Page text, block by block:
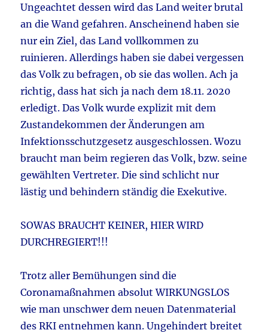
Ungeachtet dessen wird das Land weiter brutal
an die Wand gefahren. Anscheinend haben sie
nur ein Ziel, das Land vollkommen zu
ruinieren. Allerdings haben sie dabei vergessen
das Volk zu befragen, ob sie das wollen. Ach ja
richtig, dass hat sich ja nach dem 18.11. 2020
erledigt. Das Volk wurde explizit mit dem
Zustandekommen der Änderungen am
Infektionsschutzgesetz ausgeschlossen. Wozu
braucht man beim regieren das Volk, bzw. seine
gewählten Vertreter. Die sind schlicht nur
lästig und behindern ständig die Exekutive.
SOWAS BRAUCHT KEINER, HIER WIRD
DURCHREGIERT!!!
Trotz aller Bemühungen sind die
Coronamaßnahmen absolut WIRKUNGSLOS
wie man unschwer dem neuen Datenmaterial
des RKI entnehmen kann. Ungehindert breitet